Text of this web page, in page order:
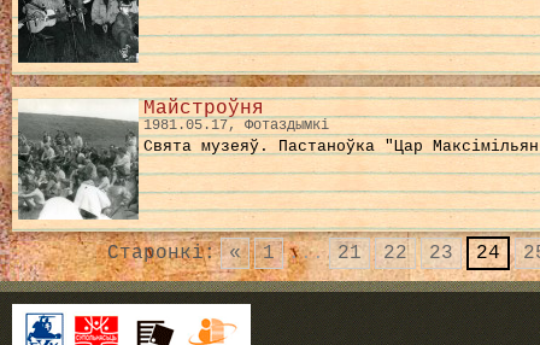
Майстроўня
1981.05.17, Фотаздымкі
Свята музеяў. Пастаноўка "Цар
Старонкі: « 1 ... 21 22 23 24